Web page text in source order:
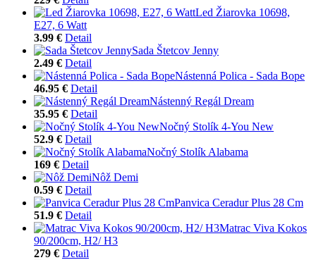
Led Žiarovka 10698,
E27, 6 Watt
3.99 € Detail
Sada Štetcov Jenny
2.49 € Detail
Nástenná Polica - Sada Bope
46.95 € Detail
Nástenný Regál Dream
35.95 € Detail
Nočný Stolík 4-You New
52.9 € Detail
Nočný Stolík Alabama
169 € Detail
Nôž Demi
0.59 € Detail
Panvica Ceradur Plus 28 Cm
51.9 € Detail
Matrac Viva Kokos
90/200cm, H2/ H3
279 € Detail